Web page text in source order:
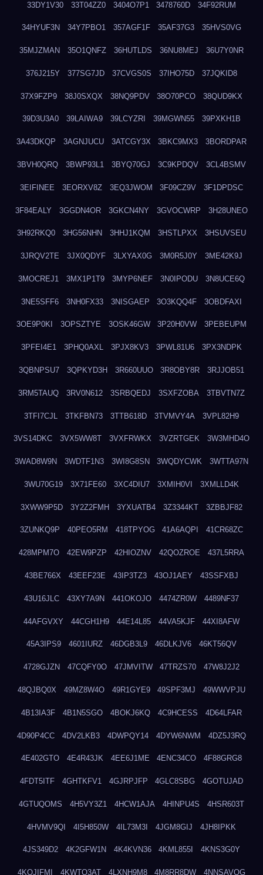
33DY1V30 33T04ZZ0 3404O7P1 3478760D 34F92RUM
34HYUF3N 34Y7PBO1 357AGF1F 35AF37G3 35HVS0VG
35MJZMAN 35O1QNFZ 36HUTLDS 36NU8MEJ 36U7Y0NR
376J215Y 377SG7JD 37CVGS0S 37IHO75D 37JQKID8
37X9FZP9 38J0SXQX 38NQ9PDV 38O70PCO 38QUD9KX
39D3U3A0 39LAIWA9 39LCYZRI 39MGWN55 39PXKH1B
3A43DKQP 3AGNJUCU 3ATCGY3X 3BKC9MX3 3BORDPAR
3BVH0QRQ 3BWP93L1 3BYQ70GJ 3C9KPDQV 3CL4BSMV
3EIFINEE 3EORXV8Z 3EQ3JWOM 3F09CZ9V 3F1DPDSC
3F84EALY 3GGDN4OR 3GKCN4NY 3GVOCWRP 3H28UNEO
3H92RKQ0 3HG56NHN 3HHJ1KQM 3HSTLPXX 3HSUVSEU
3JRQV2TE 3JX0QDYF 3LXYAX0G 3M0R5J0Y 3ME42K9J
3MOCREJ1 3MX1P1T9 3MYP6NEF 3N0IPODU 3N8UCE6Q
3NE5SFF6 3NH0FX33 3NISGAEP 3O3KQQ4F 3OBDFAXI
3OE9P0KI 3OPSZTYE 3OSK46GW 3P20H0VW 3PEBEUPM
3PFEI4E1 3PHQ0AXL 3PJX8KV3 3PWL81U6 3PX3NDPK
3QBNPSU7 3QPKYD3H 3R660UUO 3R8OBY8R 3RJJOB51
3RM5TAUQ 3RV0N612 3SRBQEDJ 3SXFZOBA 3TBVTN7Z
3TFI7CJL 3TKFBN73 3TTB618D 3TVMVY4A 3VPL82H9
3VS14DKC 3VX5WW8T 3VXFRWKX 3VZRTGEK 3W3MHD4O
3WAD8W9N 3WDTF1N3 3WI8G8SN 3WQDYCWK 3WTTA97N
3WU70G19 3X71FE60 3XC4DIU7 3XMIH0VI 3XMLLD4K
3XWW9P5D 3Y2Z2FMH 3YXUATB4 3Z3344KT 3ZBBJF82
3ZUNKQ9P 40PEO5RM 418TPYOG 41A6AQPI 41CR68ZC
428MPM7O 42EW9PZP 42HIOZNV 42QOZROE 437L5RRA
43BE766X 43EEF23E 43IP3TZ3 43OJ1AEY 43SSFXBJ
43U16JLC 43XY7A9N 441OKOJO 4474ZR0W 4489NF37
44AFGVXY 44CGH1H9 44E14L85 44VA5KJF 44XI8AFW
45A3IPS9 4601IURZ 46DGB3L9 46DLKJV6 46KT56QV
4728GJZN 47CQFY0O 47JMVITW 47TRZS70 47W8J2J2
48QJBQ0X 49MZ8W4O 49R1GYE9 49SPF3MJ 49WWVPJU
4B13IA3F 4B1N5SGO 4BOKJ6KQ 4C9HCESS 4D64LFAR
4D90P4CC 4DV2LKB3 4DWPQY14 4DYW6NWM 4DZ5J3RQ
4E402GTO 4E4R43JK 4EE6J1ME 4ENC34CO 4F88GRG8
4FDT5ITF 4GHTKFV1 4GJRPJFP 4GLC8SBG 4GOTUJAD
4GTUQOMS 4H5VY3Z1 4HCW1AJA 4HINPU4S 4HSR603T
4HVMV9QI 4I5H850W 4IL73M3I 4JGM8GIJ 4JH8IPKK
4JS349D2 4K2GFW1N 4K4KVN36 4KML855I 4KNS3G0Y
4KQJIFMI 4KWTO3AT 4LXNH9M8 4M8RR8DW 4NNSAVOG